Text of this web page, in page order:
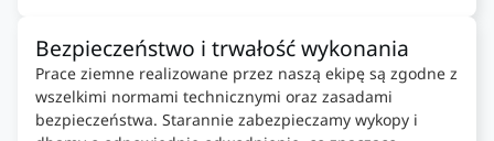
Bezpieczeństwo i trwałość wykonania
Prace ziemne realizowane przez naszą ekipę są zgodne z
wszelkimi normami technicznymi oraz zasadami
bezpieczeństwa. Starannie zabezpieczamy wykopy i